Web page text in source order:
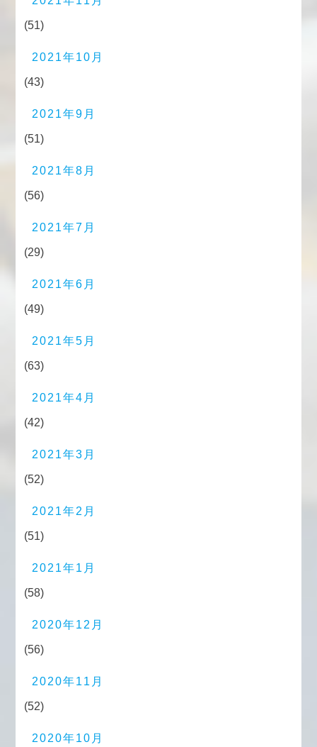
(51)
2021年10月
(43)
2021年9月
(51)
2021年8月
(56)
2021年7月
(29)
2021年6月
(49)
2021年5月
(63)
2021年4月
(42)
2021年3月
(52)
2021年2月
(51)
2021年1月
(58)
2020年12月
(56)
2020年11月
(52)
2020年10月